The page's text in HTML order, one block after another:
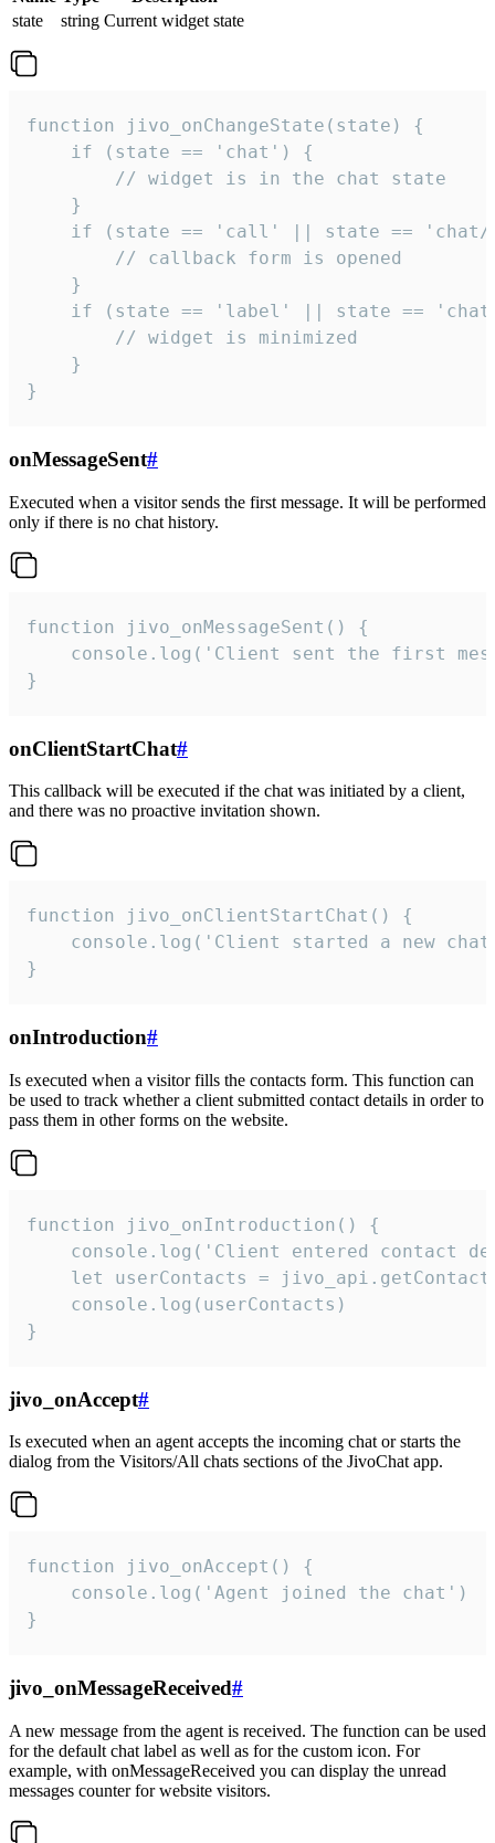
state
string Current widget state
function jivo_onChangeState(state) {
    if (state == 'chat') {
        // widget is in the chat state
    }
if (state == 'call' || state ==
        // callback form is opened
    }
if (state == 'label' || state ==
        // widget is minimized
    }
}
onMessageSent#
Executed when a visitor sends the first message. It will be performed
only if there is no chat history.
function jivo_onMessageSent() {
console.log('Client sent the first
}
onClientStartChat#
This callback will be executed if the chat was initiated by a client,
and there was no proactive invitation shown.
function jivo_onClientStartChat() {
console.log('Client started a new
}
onIntroduction#
Is executed when a visitor fills the contacts form. This function can
be used to track whether a client submitted contact details in order to
pass them in other forms on the website.
function jivo_onIntroduction() {
console.log('Client entered contact
let userContacts =
    console.log(userContacts)
}
jivo_onAccept#
Is executed when an agent accepts the incoming chat or starts the
dialog from the Visitors/All chats sections of the JivoChat app.
function jivo_onAccept() {
}
jivo_onMessageReceived#
A new message from the agent is received. The function can be used
for the default chat label as well as for the custom icon. For
example, with onMessageReceived you can display the unread
messages counter for website visitors.